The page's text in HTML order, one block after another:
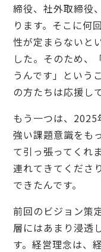
締役、社外取締役
ります。そこに何
性が定まらないと
した。そのため、
うんです」という
の方たちは応援し
もう一つは、2025
強い課題意識をも
て引っ張ってくれ
連れてきてくださ
できたんです。
前回のビジョン策
層にはあまり浸透
す。経営理念は、